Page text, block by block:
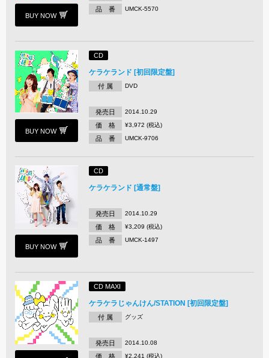
BUY NOW
品 番 UMCK-5570
BUY NOW
CD
ケラケランド [初回限定盤]
付 属 DVD
発売日 2014.10.29
価 格 ¥3,972 (税込)
品 番 UMCK-9706
BUY NOW
CD
ケラケランド [通常盤]
発売日 2014.10.29
価 格 ¥3,209 (税込)
品 番 UMCK-1497
CD MAXI
ケラケラじゃんけん/STATION [初回限定盤]
付 属 グッズ
発売日 2014.10.08
価 格 ¥2,241 (税込)